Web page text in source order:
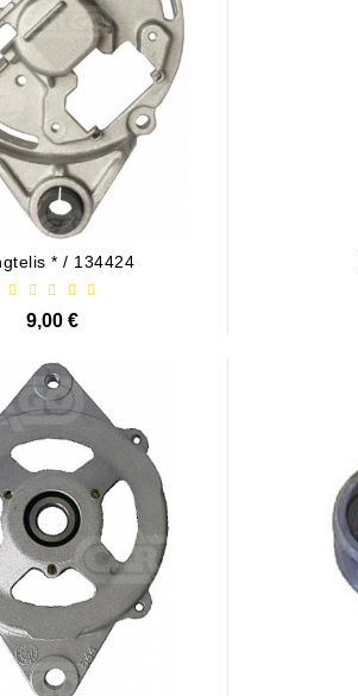
* / 134424
9,00 €